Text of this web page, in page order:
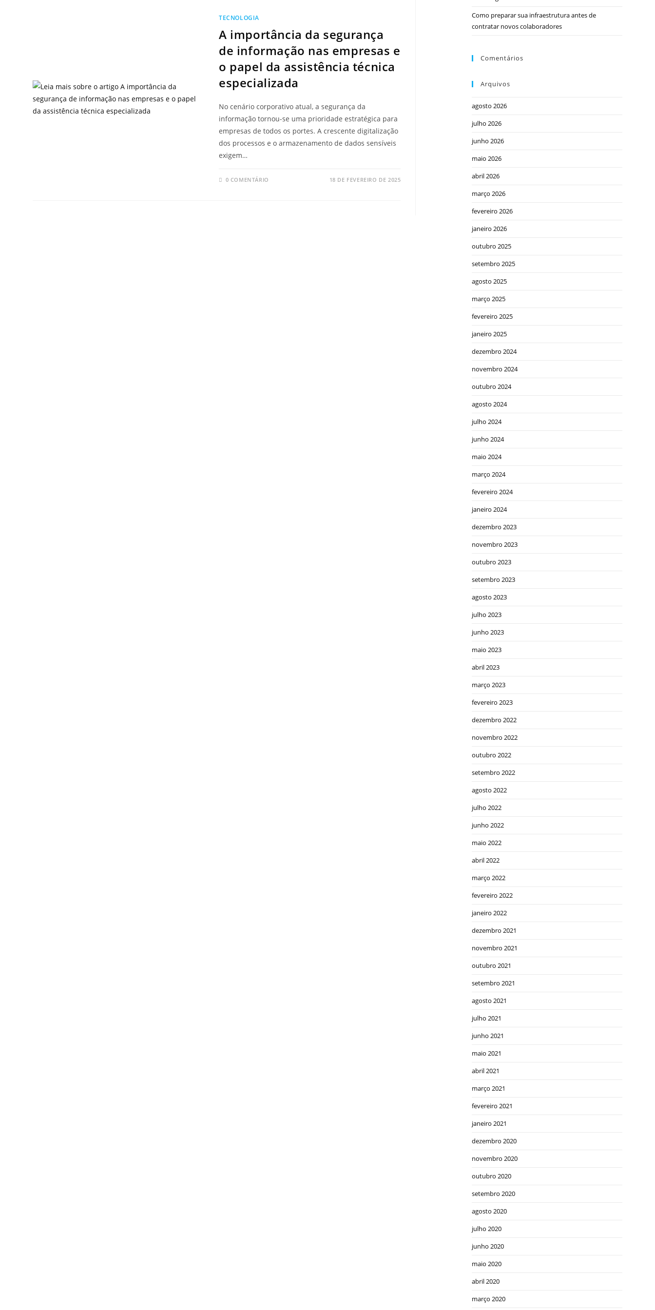
TECNOLOGIA
A importância da segurança
de informação nas empresas e
o papel da assistência técnica
especializada
No cenário corporativo atual, a segurança da
informação tornou-se uma prioridade estratégica para
empresas de todos os portes. A crescente digitalização
dos processos e o armazenamento de dados sensíveis
exigem…
0 COMENTÁRIO 18 DE FEVEREIRO DE 2025
Como preparar sua infraestrutura antes de
contratar novos colaboradores
Comentários
Arquivos
agosto 2026
julho 2026
junho 2026
maio 2026
abril 2026
março 2026
fevereiro 2026
janeiro 2026
outubro 2025
setembro 2025
agosto 2025
março 2025
fevereiro 2025
janeiro 2025
dezembro 2024
novembro 2024
outubro 2024
agosto 2024
julho 2024
junho 2024
maio 2024
março 2024
fevereiro 2024
janeiro 2024
dezembro 2023
novembro 2023
outubro 2023
setembro 2023
agosto 2023
julho 2023
junho 2023
maio 2023
abril 2023
março 2023
fevereiro 2023
dezembro 2022
novembro 2022
outubro 2022
setembro 2022
agosto 2022
julho 2022
junho 2022
maio 2022
abril 2022
março 2022
fevereiro 2022
janeiro 2022
dezembro 2021
novembro 2021
outubro 2021
setembro 2021
agosto 2021
julho 2021
junho 2021
maio 2021
abril 2021
março 2021
fevereiro 2021
janeiro 2021
dezembro 2020
novembro 2020
outubro 2020
setembro 2020
agosto 2020
julho 2020
junho 2020
maio 2020
abril 2020
março 2020